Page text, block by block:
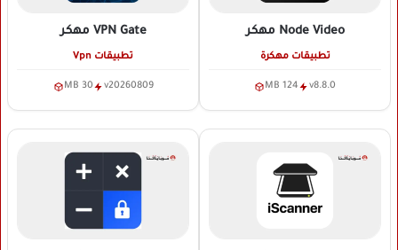
Node Video مهكر
تطبيقات مهكرة
v8.8.0
124 MB
VPN Gate مهكر
تطبيقات Vpn
v20260809
30 MB